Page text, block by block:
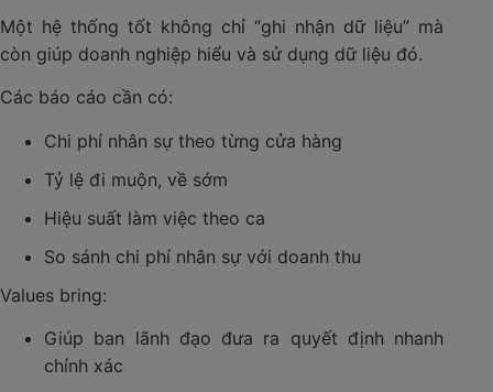
Một hệ thống tốt không chỉ “ghi nhận dữ liệu” mà
còn giúp doanh nghiệp hiểu và sử dụng dữ liệu đó.
Các báo cáo cần có:
Chi phí nhân sự theo từng cửa hàng
Tỷ lệ đi muộn, về sớm
Hiệu suất làm việc theo ca
So sánh chi phí nhân sự với doanh thu
Values bring:
Giúp ban lãnh đạo đưa ra quyết định nhanh
chính xác